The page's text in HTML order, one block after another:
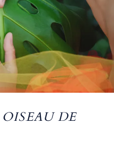
DE